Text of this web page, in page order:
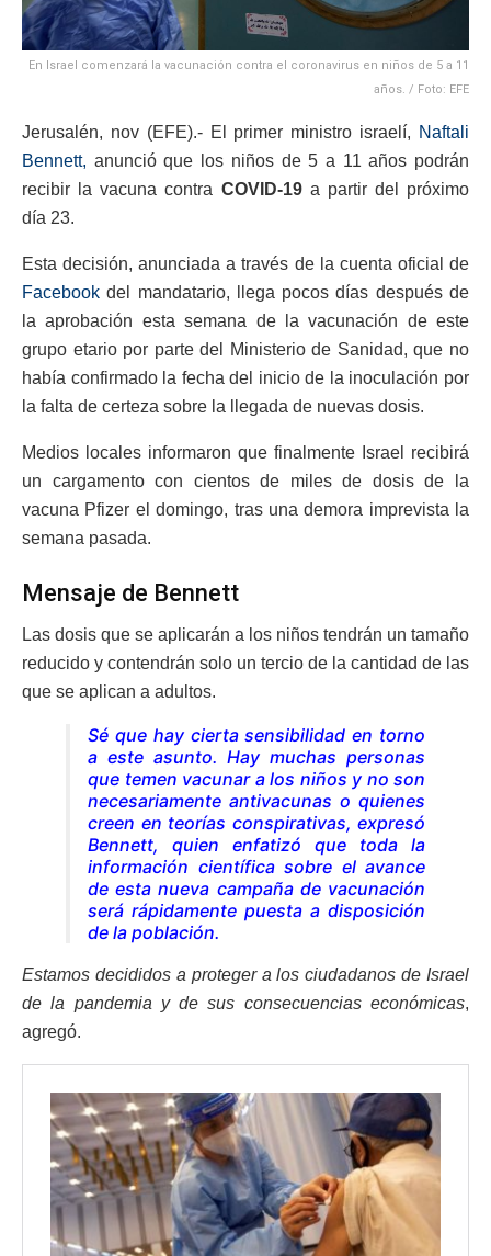
En Israel comenzará la vacunación contra el coronavirus en niños de 5 a 11
años. / Foto: EFE
Jerusalén, nov (EFE).- El primer ministro israelí, Naftali
Bennett, anunció que los niños de 5 a 11 años podrán
recibir la vacuna contra COVID-19a partir del próximo
día 23.
Esta decisión, anunciada a través de la cuenta oficial de
Facebook del mandatario, llega pocos días después de
la aprobación esta semana de la vacunación de este
grupo etario por parte del Ministerio de Sanidad, que no
había confirmado la fecha del inicio de la inoculación por
la falta de certeza sobre la llegada de nuevas dosis.
Medios locales informaron que finalmente Israel recibirá
un cargamento con cientos de miles de dosis de la
vacuna Pfizer el domingo, tras una demora imprevista la
semana pasada.
Mensaje de Bennett
Las dosis que se aplicarán a los niños tendrán un tamaño
reducido y contendrán solo un tercio de la cantidad de las
que se aplican a adultos.
Sé que hay cierta sensibilidad en torno
a este asunto. Hay muchas personas
que temen vacunar a los niños y no son
necesariamente antivacunas o quienes
creen en teorías conspirativas, expresó
Bennett, quien enfatizó que toda la
información científica sobre el avance
de esta nueva campaña de vacunación
será rápidamente puesta a disposición
de la población.
Estamos decididos a proteger a los ciudadanos de Israel
de la pandemia y de sus consecuencias económicas,
agregó.